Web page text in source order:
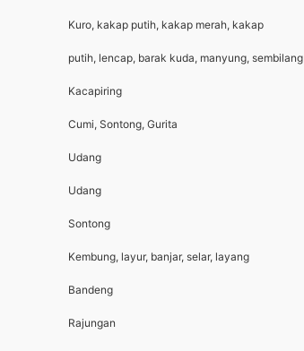
Kuro, kakap putih, kakap merah, kakap
putih, lencap, barak kuda, manyung, sembilang
Kacapiring
Cumi, Sontong, Gurita
Udang
Udang
Sontong
Kembung, layur, banjar, selar, layang
Bandeng
Rajungan